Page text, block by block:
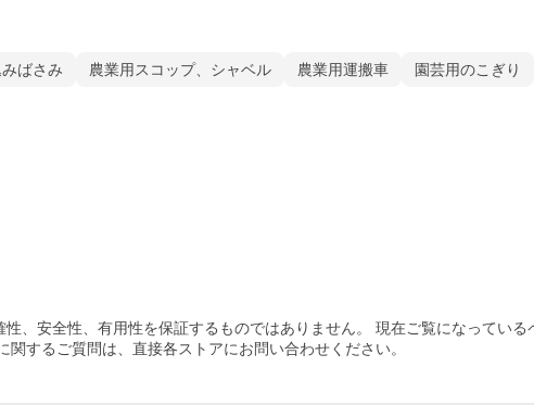
ばさみ 農業用スコップ、シャベル 農業用運搬車 園芸用のこぎり
、安全性、有用性を保証するものではありません。 現在ご覧になっている
関するご質問は、直接各ストアにお問い合わせください。